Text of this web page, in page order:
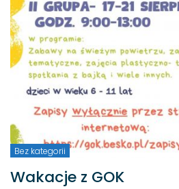
Bez kategorii
Wakacje z GOK